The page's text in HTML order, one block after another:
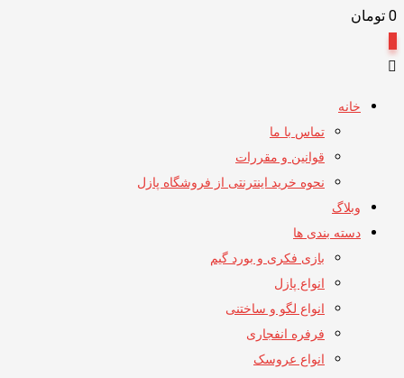
0 تومان
خانه
تماس با ما
قوانین و مقررات
نحوه خرید اینترنتی از فروشگاه پازل
وبلاگ
دسته بندی ها
بازی فکری و بورد گیم
انواع پازل
انواع لگو و ساختنی
فرفره انفجاری
انواع عروسک